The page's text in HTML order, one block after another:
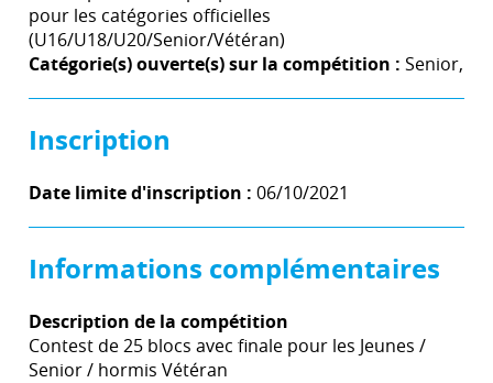
pour les catégories officielles
(U16/U18/U20/Senior/Vétéran)
Catégorie(s) ouverte(s) sur la compétition : Senior,
Inscription
Date limite d'inscription : 06/10/2021
Informations complémentaires
Description de la compétition
Contest de 25 blocs avec finale pour les Jeunes /
Senior / hormis Vétéran